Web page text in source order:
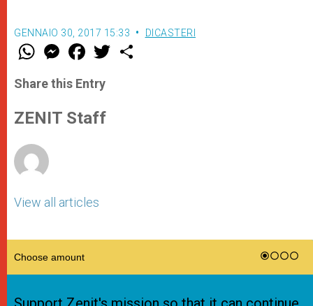
GENNAIO 30, 2017 15:33 DICASTERI
W
t
s
p
p
M
e
s
e
g
e
F
a
e
b
o
k
w
Share this Entry
ZENIT Staff
View all articles